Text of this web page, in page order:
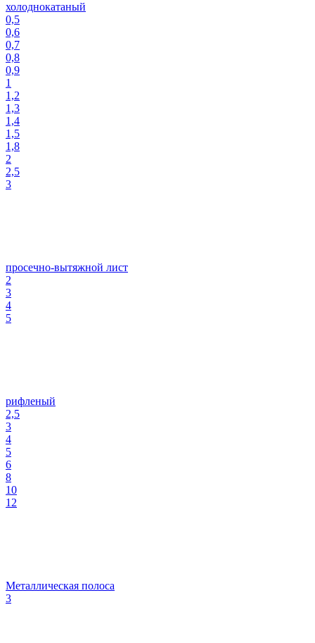
холоднокатаный
0,5
0,6
0,7
0,8
0,9
1
1,2
1,3
1,4
1,5
1,8
2
2,5
3
просечно-вытяжной лист
2
3
4
5
рифленый
2,5
3
4
5
6
8
10
12
Металлическая полоса
3